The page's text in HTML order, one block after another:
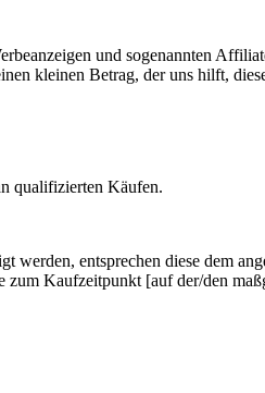
und sogenannten
kleinen Betrag, der uns hilft,
qualifizierten Käufen.
werden, entsprechen diese dem
Kaufzeitpunkt [auf der/den